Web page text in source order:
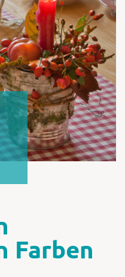
Farben